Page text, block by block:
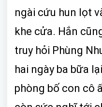
ngài cứu hun lọt
khe cửa. Hắn
truy hỏi Phùng
hai ngày ba bữa
phòng bố con cô